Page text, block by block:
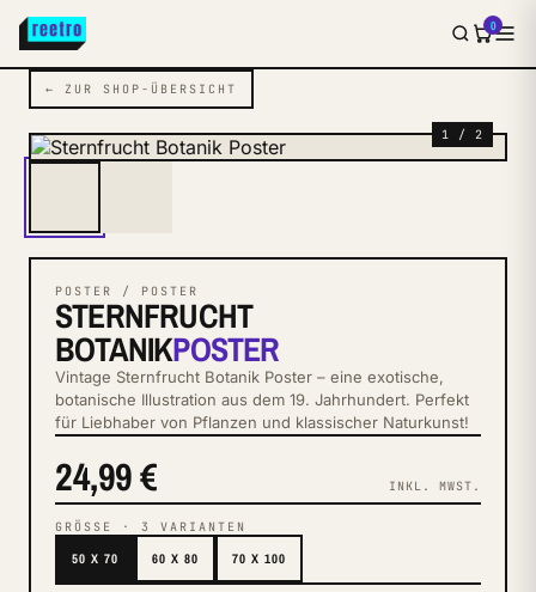
0
← ZUR SHOP-ÜBERSICHT
1 / 2
POSTER / POSTER
STERNFRUCHT
BOTANIKPOSTER
Vintage Sternfrucht Botanik Poster – eine exotische,
botanische Illustration aus dem 19. Jahrhundert. Perfekt
für Liebhaber von Pflanzen und klassischer Naturkunst!
24,99 € INKL. MWST.
GRÖSSE · 3 VARIANTEN
50 X 70 60 X 80 70 X 100